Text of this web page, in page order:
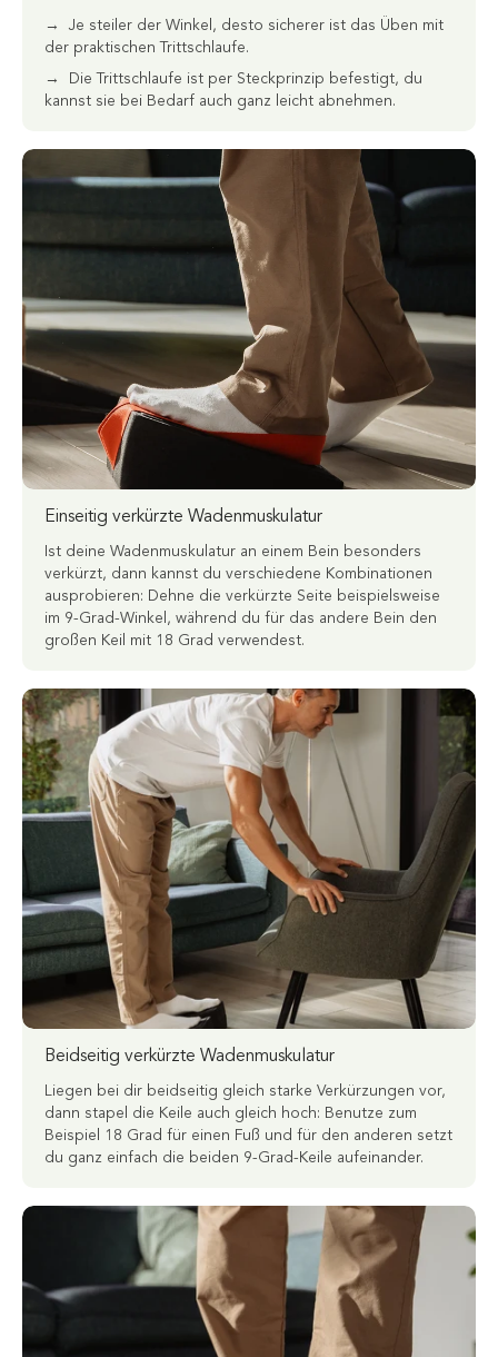
→ Je steiler der Winkel, desto sicherer ist das Üben mit
der praktischen Trittschlaufe.
→ Die Trittschlaufe ist per Steckprinzip befestigt, du
kannst sie bei Bedarf auch ganz leicht abnehmen.
Einseitig verkürzte Wadenmuskulatur
Ist deine Wadenmuskulatur an einem Bein besonders
verkürzt, dann kannst du verschiedene Kombinationen
ausprobieren: Dehne die verkürzte Seite beispielsweise
im 9-Grad-Winkel, während du für das andere Bein den
großen Keil mit 18 Grad verwendest.
Beidseitig verkürzte Wadenmuskulatur
Liegen bei dir beidseitig gleich starke Verkürzungen vor,
dann stapel die Keile auch gleich hoch: Benutze zum
Beispiel 18 Grad für einen Fuß und für den anderen setzt
du ganz einfach die beiden 9-Grad-Keile aufeinander.